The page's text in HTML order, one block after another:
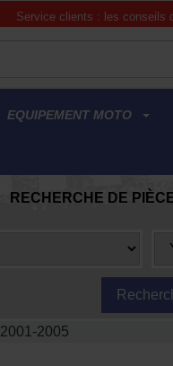
Service clients : les conseils
EQUIPEMENT MOTO
RECHERCHE DE
2001-2005